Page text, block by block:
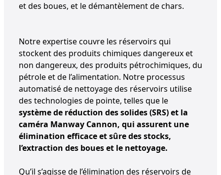
et des boues, et le démantèlement de chars.
Notre expertise couvre les réservoirs qui
stockent des produits chimiques dangereux et
non dangereux, des produits pétrochimiques, du
pétrole et de l’alimentation. Notre processus
automatisé de nettoyage des réservoirs utilise
des technologies de pointe, telles que le
système de réduction des solides (SRS) et la
caméra Manway Cannon, qui assurent une
élimination efficace et sûre des stocks,
l’extraction des boues et le nettoyage.
Qu’il s’agisse de l’élimination des réservoirs de